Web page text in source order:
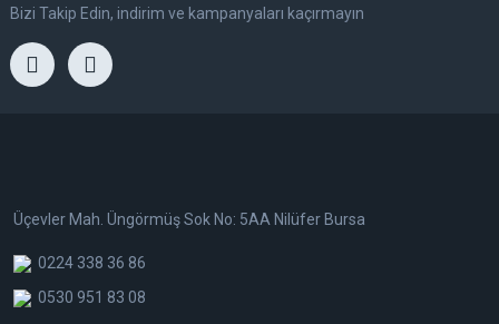
Bizi Takip Edin, indirim ve kampanyaları kaçırmayın
Üçevler Mah. Üngörmüş Sok No: 5AA Nilüfer Bursa
0224 338 36 86
0530 951 83 08